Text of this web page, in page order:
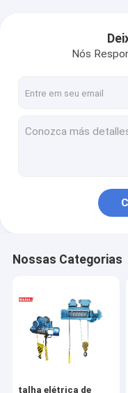
Excursão da fábrica
Peça umas
bloco chain manual
Grua Chain da
Nós
Nossas Categorias
talha elétrica de